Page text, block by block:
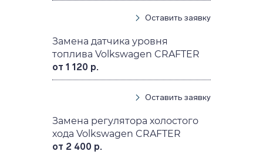
Оставить заявку
Замена датчика уровня
топлива Volkswagen CRAFTER
от 1 120 р.
Оставить заявку
Замена регулятора холостого
хода Volkswagen CRAFTER
от 2 400 р.